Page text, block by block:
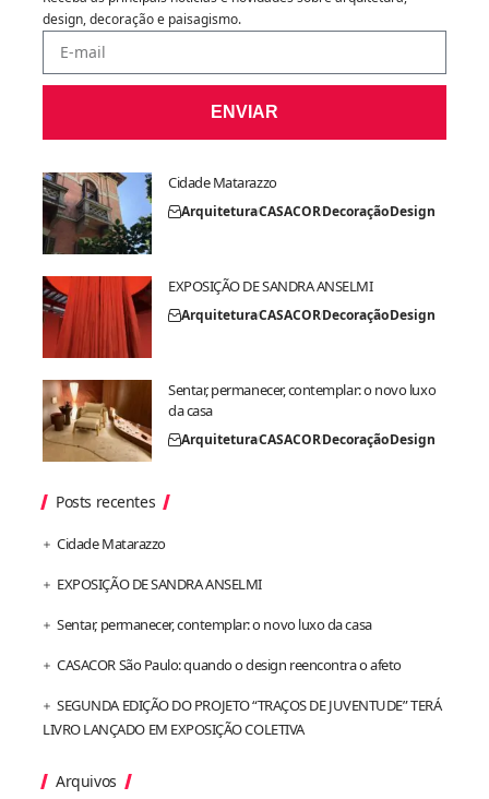
design, decoração e paisagismo.
ENVIAR
Cidade Matarazzo
ArquiteturaCASACORDecoraçãoDesign
EXPOSIÇÃO DE SANDRA ANSELMI
ArquiteturaCASACORDecoraçãoDesign
Sentar, permanecer, contemplar: o novo luxo
da casa
ArquiteturaCASACORDecoraçãoDesign
Posts recentes
Cidade Matarazzo
EXPOSIÇÃO DE SANDRA ANSELMI
Sentar, permanecer, contemplar: o novo luxo da casa
CASACOR São Paulo: quando o design reencontra o afeto
SEGUNDA EDIÇÃO DO PROJETO “TRAÇOS DE JUVENTUDE” TERÁ
LIVRO LANÇADO EM EXPOSIÇÃO COLETIVA
Arquivos